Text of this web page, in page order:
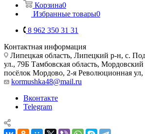
Корзина0
Избранные товары0
8 962 350 31 31
Контактная информация
Липецкая область, Липецкий р-н, с.
ул., 79Б Тамбовская область,
посёлок Мордово, 2-я Революционная ул,
kormushka48@mail.ru
Вконтакте
Telegram